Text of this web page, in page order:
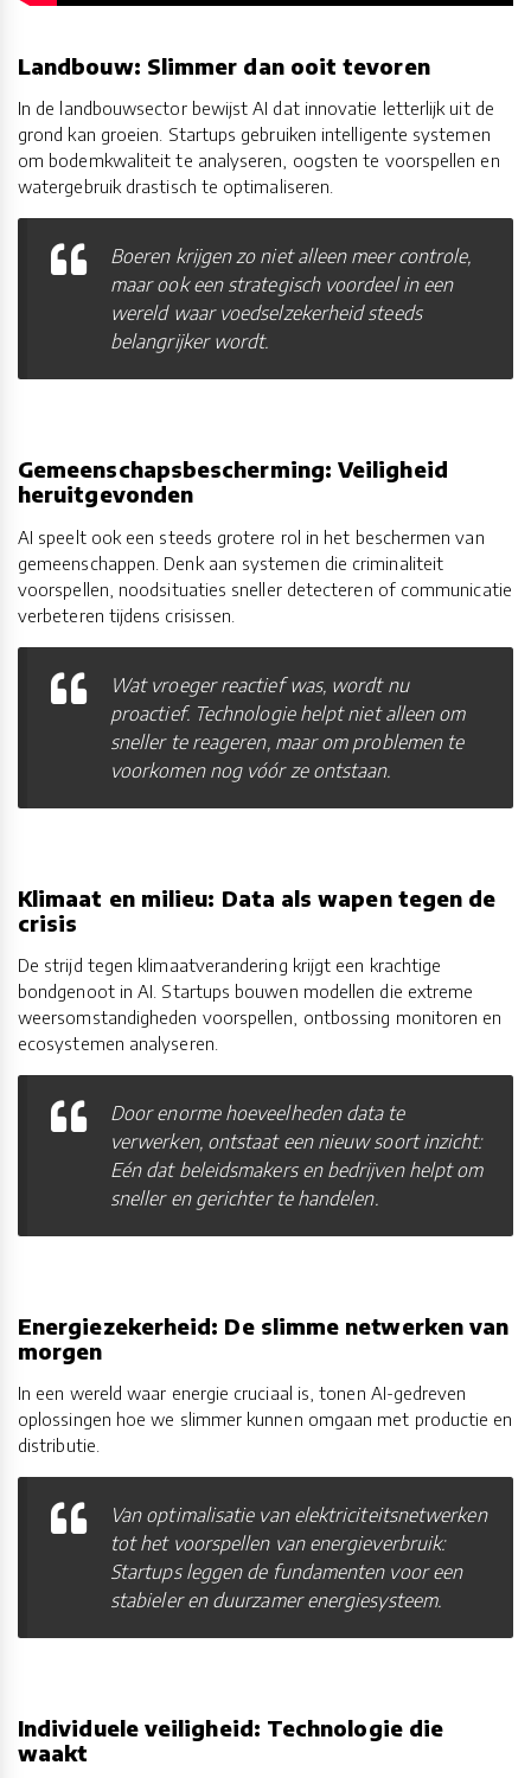
Landbouw: Slimmer dan ooit tevoren
In de landbouwsector bewijst AI dat innovatie letterlijk uit de
grond kan groeien. Startups gebruiken intelligente systemen
om bodemkwaliteit te analyseren, oogsten te voorspellen en
watergebruik drastisch te optimaliseren.
Boeren krijgen zo niet alleen meer controle,
maar ook een strategisch voordeel in een
wereld waar voedselzekerheid steeds
belangrijker wordt.
Gemeenschapsbescherming: Veiligheid
heruitgevonden
AI speelt ook een steeds grotere rol in het beschermen van
gemeenschappen. Denk aan systemen die criminaliteit
voorspellen, noodsituaties sneller detecteren of communicatie
verbeteren tijdens crisissen.
Wat vroeger reactief was, wordt nu
proactief. Technologie helpt niet alleen om
sneller te reageren, maar om problemen te
voorkomen nog vóór ze ontstaan.
Klimaat en milieu: Data als wapen tegen de
crisis
De strijd tegen klimaatverandering krijgt een krachtige
bondgenoot in AI. Startups bouwen modellen die extreme
weersomstandigheden voorspellen, ontbossing monitoren en
ecosystemen analyseren.
Door enorme hoeveelheden data te
verwerken, ontstaat een nieuw soort inzicht:
Eén dat beleidsmakers en bedrijven helpt om
sneller en gerichter te handelen.
Energiezekerheid: De slimme netwerken van
morgen
In een wereld waar energie cruciaal is, tonen AI-gedreven
oplossingen hoe we slimmer kunnen omgaan met productie en
distributie.
Van optimalisatie van elektriciteitsnetwerken
tot het voorspellen van energieverbruik:
Startups leggen de fundamenten voor een
stabieler en duurzamer energiesysteem.
Individuele veiligheid: Technologie die
waakt